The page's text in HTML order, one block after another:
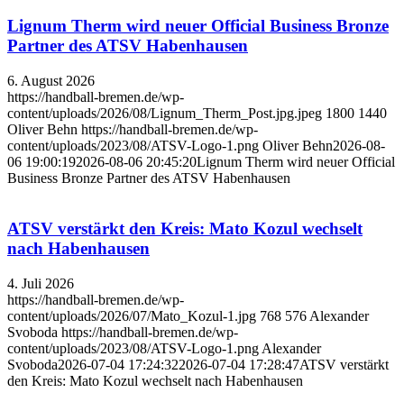
Lignum Therm wird neuer Official Business Bronze
Partner des ATSV Habenhausen
6. August 2026
https://handball-bremen.de/wp-
content/uploads/2026/08/Lignum_Therm_Post.jpg.jpeg 1800 1440
Oliver Behn https://handball-bremen.de/wp-
content/uploads/2023/08/ATSV-Logo-1.png Oliver Behn2026-08-
06 19:00:192026-08-06 20:45:20Lignum Therm wird neuer Official
Business Bronze Partner des ATSV Habenhausen
ATSV verstärkt den Kreis: Mato Kozul wechselt
nach Habenhausen
4. Juli 2026
https://handball-bremen.de/wp-
content/uploads/2026/07/Mato_Kozul-1.jpg 768 576 Alexander
Svoboda https://handball-bremen.de/wp-
content/uploads/2023/08/ATSV-Logo-1.png Alexander
Svoboda2026-07-04 17:24:322026-07-04 17:28:47ATSV verstärkt
den Kreis: Mato Kozul wechselt nach Habenhausen